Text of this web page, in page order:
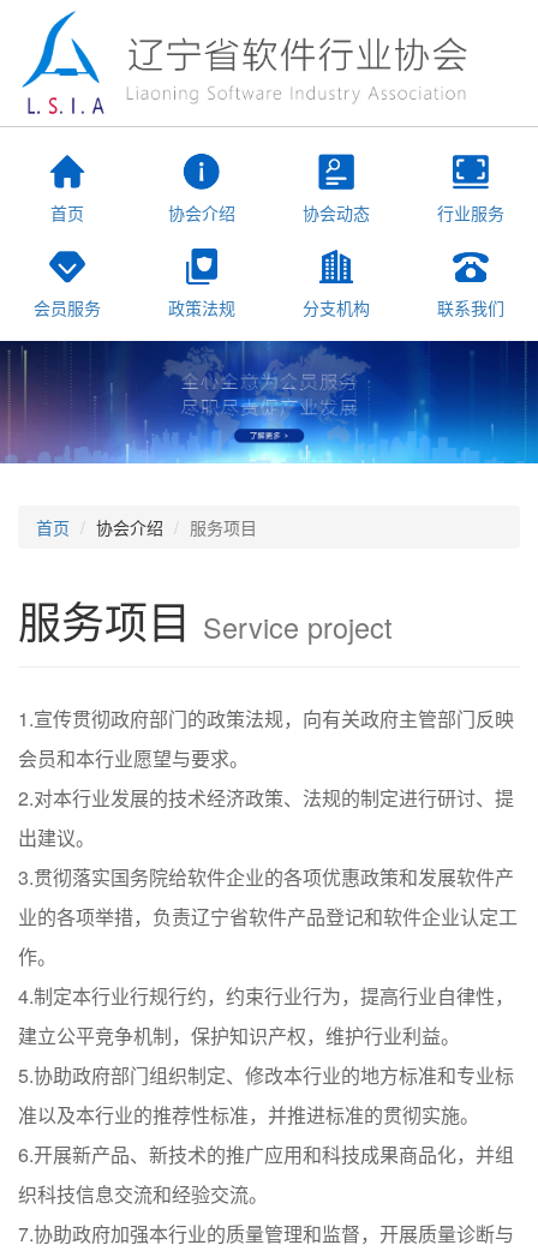
首页 协会介绍 协会动态 行业服务
会员服务 政策法规 分支机构 联系我们
首页 协会介绍 服务项目
服务项目 Service project
1.宣传贯彻政府部门的政策法规，向有关政府主管部门反映
会员和本行业愿望与要求。
2.对本行业发展的技术经济政策、法规的制定进行研讨、提
出建议。
3.贯彻落实国务院给软件企业的各项优惠政策和发展软件产
业的各项举措，负责辽宁省软件产品登记和软件企业认定工
作。
4.制定本行业行规行约，约束行业行为，提高行业自律性，
建立公平竞争机制，保护知识产权，维护行业利益。
5.协助政府部门组织制定、修改本行业的地方标准和专业标
准以及本行业的推荐性标准，并推进标准的贯彻实施。
6.开展新产品、新技术的推广应用和科技成果商品化，并组
织科技信息交流和经验交流。
7.协助政府加强本行业的质量管理和监督，开展质量诊断与